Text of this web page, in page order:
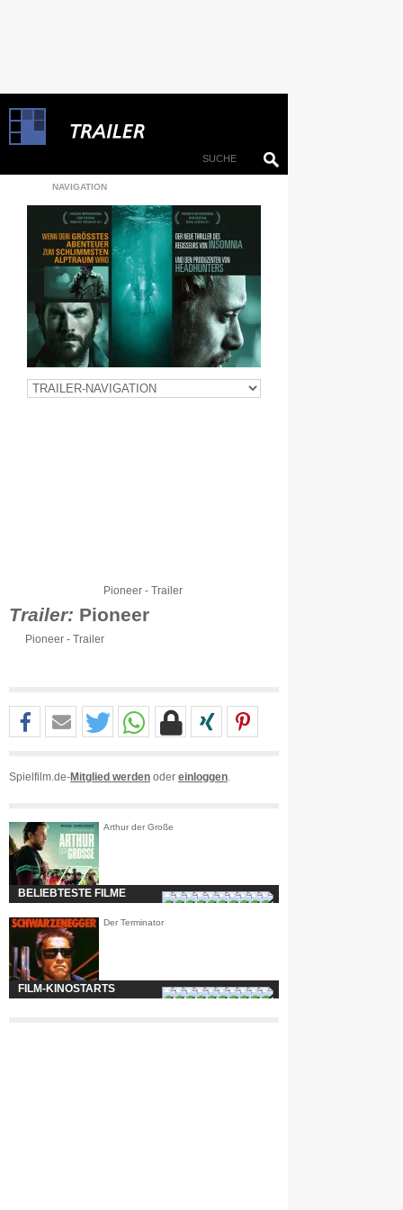
NAVIGATION
Pioneer - Trailer
Trailer: Pioneer
Pioneer - Trailer
Spielfilm.de-Mitglied werden oder einloggen
Arthur der Große
BELIEBTESTE FILME
Der Terminator
FILM-KINOSTARTS